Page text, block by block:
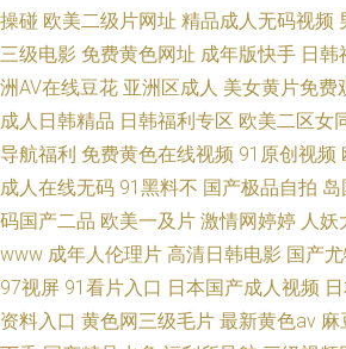
操碰 欧美二级片网址 精品成人无码视频
三级电影 免费黄色网址 成年版快手 日韩
洲AV在线豆花 亚洲区成人 美女黄片免费
成人日韩精品 日韩福利专区 欧美二区女
导航福利 免费黄色在线视频 91原创视频
成人在线无码 91黑料不 国产极品自拍
码国产二品 欧美一及片 激情网婷婷 人妖
www 成年人伦理片 高清日韩电影 国产
97视屏 91看片入口 日本国产成人视频
资料入口 黄色网三级毛片 最新黄色av 麻